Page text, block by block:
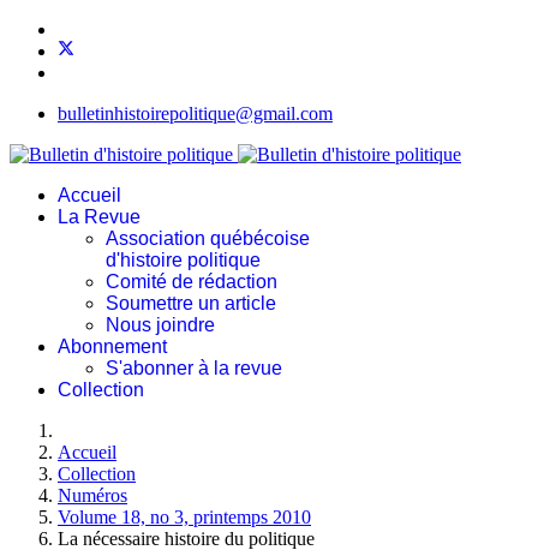
bulletinhistoirepolitique@gmail.com
Accueil
La Revue
Association québécoise
d'histoire politique
Comité de rédaction
Soumettre un article
Nous joindre
Abonnement
S'abonner à la revue
Collection
Accueil
Collection
Numéros
Volume 18, no 3, printemps 2010
La nécessaire histoire du politique